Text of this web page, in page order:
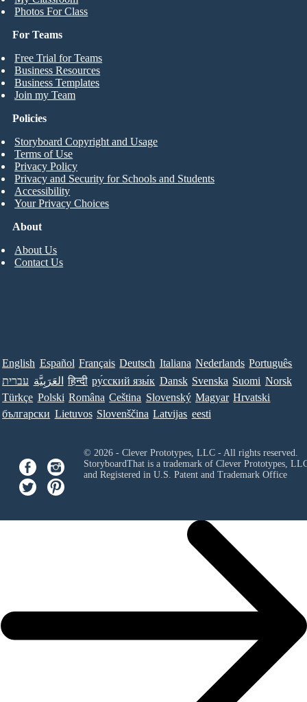
Photos For Class
For Teams
Free Trial for Teams
Business Resources
Business Templates
Join my Team
About
About Us
Contact Us
Policies
Storyboard Copyright and Usage
Terms of Use
Privacy Policy
Privacy and Security for Schools and Students
Accessibility
Your Privacy Choices
English Español Français Deutsch Italiana Nederlands Português
עברית العَرَبِيَّة हिन्दी ру́сский язы́к Dansk Svenska Suomi Norsk
Türkçe Polski Româna Ceština Slovenský Magyar Hrvatski
български Lietuvos Slovenščina Latvijas eesti
© 2026 - Clever Prototypes, LLC - All rights reserved.
StoryboardThat is a trademark of Clever Prototypes,
and Registered in U.S. Patent and Trademark Office